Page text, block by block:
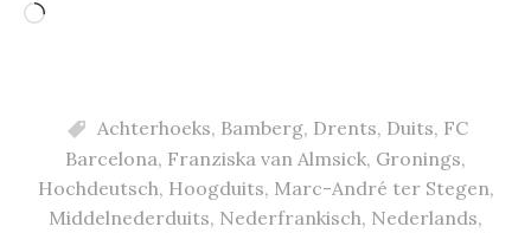
Aan
Achterhoeks, Bamberg, Drents, Duits, FC
Barcelona, Franziska van Almsick, Gronings,
Hochdeutsch, Hoogduits, Marc-André ter Stegen,
Middelnederduits, Nederfrankisch, Nederlands,